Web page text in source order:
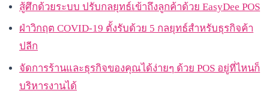
สู้ศึกด้วยระบบ ปรับกลยุทธ์เข้าถึงลูกค้าด้วย EasyDee POS
ฝ่าวิกฤต COVID-19 ตั้งรับด้วย 5 กลยุทธ์สำหรับธุรกิจค้า
ปลีก
จัดการร้านและธุรกิจของคุณได้ง่ายๆ ด้วย POS อยู่ที่ไหนก็
บริหารงานได้